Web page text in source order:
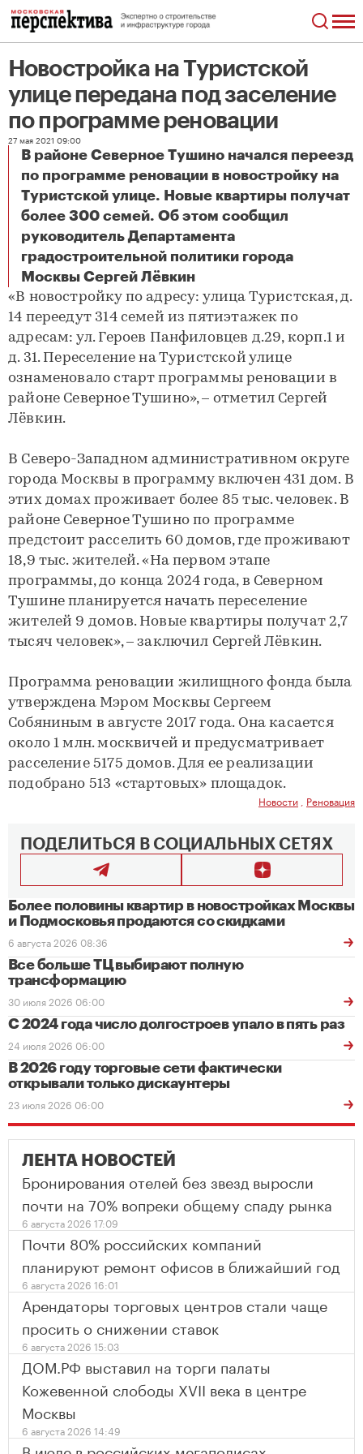
Новостройка на Туристской
улице ​передана под заселение
по программе реновации
27 мая 2021 09:00
В районе Северное Тушино начался переезд
по программе реновации в новостройку на
Туристской улице. Новые квартиры получат
более 300 семей. Об этом сообщил
руководитель Департамента
градостроительной политики города
Москвы Сергей Лёвкин
«В новостройку по адресу: улица Туристская, д.
14 переедут 314 семей из пятиэтажек по
адресам: ул. Героев Панфиловцев д.29, корп.1 и
д. 31. Переселение на Туристской улице
ознаменовало старт программы реновации в
районе Северное Тушино», – отметил Сергей
Лёвкин.
В Северо-Западном административном округе
города Москвы в программу включен 431 дом. В
этих домах проживает более 85 тыс. человек. В
районе Северное Тушино по программе
предстоит расселить 60 домов, где проживают
18,9 тыс. жителей. «На первом этапе
программы, до конца 2024 года, в Северном
Тушине планируется начать переселение
жителей 9 домов. Новые квартиры получат 2,7
тысяч человек», – заключил Сергей Лёвкин.
Программа реновации жилищного фонда была
утверждена Мэром Москвы Сергеем
Собяниным в августе 2017 года. Она касается
около 1 млн. москвичей и предусматривает
расселение 5175 домов. Для ее реализации
подобрано 513 «стартовых» площадок.
Новости Реновация
ПОДЕЛИТЬСЯ В СОЦИАЛЬНЫХ СЕТЯХ
Более половины квартир в новостройках Москвы
и Подмосковья продаются со скидками
6 августа 2026 08:36
Все больше ТЦ выбирают полную
трансформацию
30 июля 2026 06:00
С 2024 года число долгостроев упало в пять раз
24 июля 2026 06:00
В 2026 году торговые сети фактически
открывали только дискаунтеры
23 июля 2026 06:00
ЛЕНТА НОВОСТЕЙ
Бронирования отелей без звезд выросли
почти на 70% вопреки общему спаду рынка
6 августа 2026 17:09
Почти 80% российских компаний
планируют ремонт офисов в ближайший год
6 августа 2026 16:01
Арендаторы торговых центров стали чаще
просить о снижении ставок
6 августа 2026 15:03
ДОМ.РФ выставил на торги палаты
Кожевенной слободы XVII века в центре
Москвы
6 августа 2026 14:49